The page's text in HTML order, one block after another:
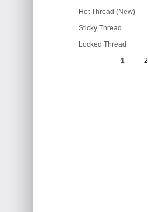
Hot Thread (New)
Sticky Thread
Locked Thread
1
2